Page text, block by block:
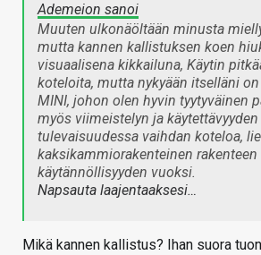
Ademeion sanoi
Muuten ulkonäöltään minusta
mutta kannen kallistuksen koen
visuaalisena kikkailuna, Käytin
koteloita, mutta nykyään itselläni
MINI, johon olen hyvin tyytyväinen
myös viimeistelyn ja
tulevaisuudessa vaihdan koteloa,
kaksikammiorakenteinen rakenteen
käytännöllisyyden vuoksi.
Napsauta laajentaaksesi…
Mikä kannen kallistus? Ihan suora